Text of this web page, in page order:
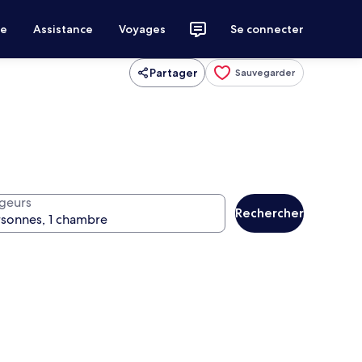
Assistance Voyages Se connecter
Partager Sauvegarder
Rechercher